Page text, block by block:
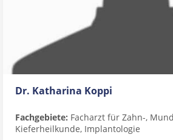
Dr. Katharina Koppi
Fachgebiete: Facharzt für Zahn-,
Kieferheilkunde, Implantologie